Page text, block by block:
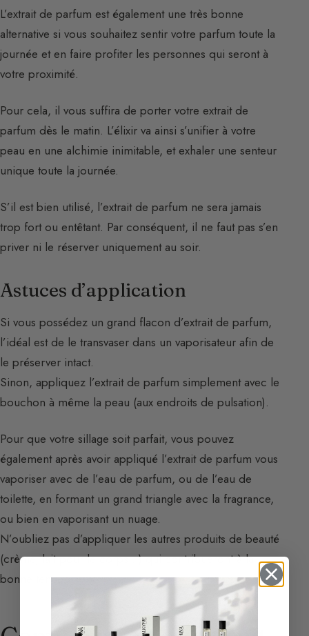
L’extrait de parfum est également une très bonne
alternative si vous souhaitez sentir votre parfum toute la
journée et en faire profiter les personnes qui seront à
votre proximité.
Pour cela, il vous suffira de porter votre extrait de
parfum dès le matin. L’élixir va ainsi s’unifier à votre
peau en une alchimie inimitable, et exhaler une senteur
unique toute la journée.
S’il est bien utilisé, l’extrait de parfum ne sera jamais
trop fort ou entêtant. Par conséquent, il ne faut pas s’en
priver ni le réserver uniquement au soir.
Astuces d’application
Si vous possédez un grand flacon d’extrait de parfum,
l’idéal est de le transvaser dans un vaporisateur afin de
le préserver intact.
Sinon, appliquez l’extrait de parfum simplement avec le
bouchon à même la peau (aux endroits de pulsation).
Pour que votre sillage soit parfait, vous pouvez
également après avoir appliqué l’extrait de parfum vous
vaporiser avec de l’eau de parfum, ou de l’eau de
toilette, en formant un grand triangle avec la fragrance,
ou bien en vaporisant un nuage.
N’oubliez pas d’appliquer les autres produits de beauté
(crème, lait pour le corps…) qui contribueront à la
bonne tenue.